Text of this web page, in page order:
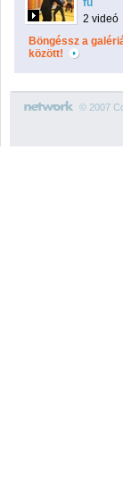
fu
2 videó
Böngéssz a
között!
© 2007